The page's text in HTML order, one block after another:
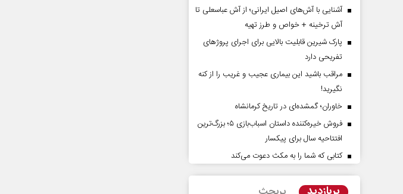
آشنایی با آش‌های اصیل ایرانی؛ از آش عباسعلی تا
آش ترخینه + خواص و طرز تهیه
پارک شیرین قابلیت‌ بالایی برای اجرای پروژهای
تفریحی دارد
مراقب باشید این بیماری عجیب و غریب را از کنه
نگیرید!
خاوران؛ گمشده‌ای در تاریخ کرمانشاه
فروش خیره‌کننده داستان اسباب‌بازی ۵؛ بزرگ‌ترین
افتتاحیه سال برای پیکسار
کتابی که شما را به مکث دعوت می‌کند
پشت‌پرده تهدیدات کوتاه‏‌مدت و
عباس سلیمی‌نمین - تحلیلگر مسائل سیاسی